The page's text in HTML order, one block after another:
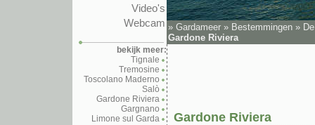
Video's
Webcam
bekijk meer:
Tignale
Tremosine
Toscolano Maderno
Salò
Gardone Riviera
Gargnano
Limone sul Garda
» Gardameer » Bestemmingen »
Gardone Riviera
Gardone Riviera